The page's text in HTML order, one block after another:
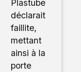
Plastube
déclarait
faillite,
mettant
ainsi à la
porte